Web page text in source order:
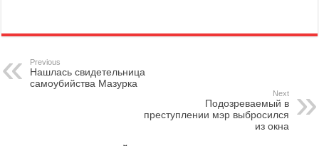
Previous
Нашлась свидетельница
самоубийства Мазурка
Next
Подозреваемый в
преступлении мэр выбросился
из окна